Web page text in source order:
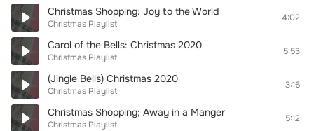
Christmas Shopping: Joy to the World
Christmas Playlist
4:02
Carol of the Bells: Christmas 2020
Christmas Playlist
5:53
(Jingle Bells) Christmas 2020
Christmas Playlist
3:16
Christmas Shopping; Away in a Manger
Christmas Playlist
5:12